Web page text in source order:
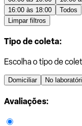
16:00 às 18:00
Todos
Limpar filtros
Tipo de coleta:
Escolha o tipo de
Domiciliar No
Avaliações: